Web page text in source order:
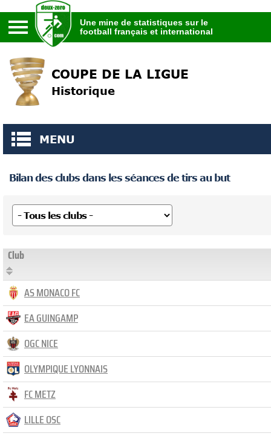
football français et international
Une mine de statistiques sur le
football français et international
COUPE DE LA LIGUE
Historique
MENU
Bilan des clubs dans les séances de tirs au but
Club
AS MONACO FC
EA GUINGAMP
OGC NICE
OLYMPIQUE LYONNAIS
FC METZ
LILLE OSC